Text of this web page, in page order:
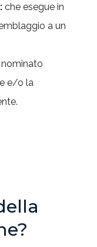
che esegue in
a un
nominato
e/o la